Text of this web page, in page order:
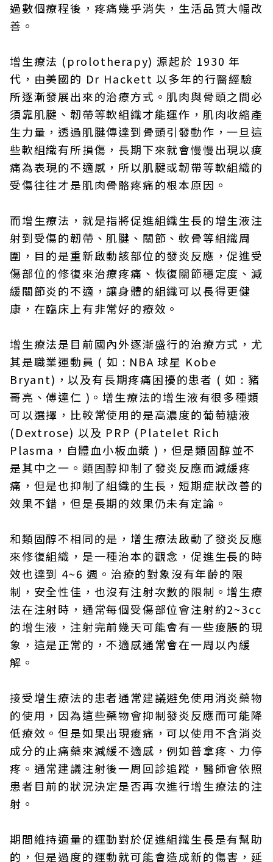
過數個療程後，疼痛幾乎消失，生活品質大幅改
善。
增生療法 (prolotherapy) 源起於 1930 年
代，由美國的 Dr Hackett 以多年的行醫經驗
所逐漸發展出來的治療方式。肌肉與骨頭之間必
須靠肌腱、韌帶等軟組織才能運作，肌肉收縮產
生力量，透過肌腱傳達到骨頭引發動作，一旦這
些軟組織有所損傷，長期下來就會慢慢出現以痠
痛為表現的不適感，所以肌腱或韌帶等軟組織的
受傷往往才是肌肉骨骼疼痛的根本原因。
而增生療法，就是指將促進組織生長的增生液注
射到受傷的韌帶、肌腱、關節、軟骨等組織周
圍，目的是重新啟動該部位的發炎反應，促進受
傷部位的修復來治療疼痛、恢復關節穩定度、減
緩關節炎的不適，讓身體的組織可以長得更健
康，在臨床上有非常好的療效。
增生療法是目前國內外逐漸盛行的治療方式，尤
其是職業運動員 ( 如 : NBA 球星 Kobe
Bryant)，以及有長期疼痛困擾的患者 ( 如 : 豬
哥亮、傅達仁 )。增生療法的增生液有很多種類
可以選擇，比較常使用的是高濃度的葡萄糖液
(Dextrose) 以及 PRP (Platelet Rich
Plasma，自體血小板血漿 )，但是類固醇並不
是其中之一。類固醇抑制了發炎反應而減緩疼
痛，但是也抑制了組織的生長，短期症狀改善的
效果不錯，但是長期的效果仍未有定論。
和類固醇不相同的是，增生療法啟動了發炎反應
來修復組織，是一種治本的觀念，促進生長的時
效也達到 4~6 週。治療的對象沒有年齡的限
制，安全性佳，也沒有注射次數的限制。增生療
法在注射時，通常每個受傷部位會注射約2~3cc
的增生液，注射完前幾天可能會有一些痠脹的現
象，這是正常的，不適感通常會在一周以內緩
解。
接受增生療法的患者通常建議避免使用消炎藥物
的使用，因為這些藥物會抑制發炎反應而可能降
低療效。但是如果出現痠痛，可以使用不含消炎
成分的止痛藥來減緩不適感，例如普拿疼、力停
疼。通常建議注射後一周回診追蹤，醫師會依照
患者目前的狀況決定是否再次進行增生療法的注
射。
期間維持適量的運動對於促進組織生長是有幫助
的，但是過度的運動就可能會造成新的傷害，延